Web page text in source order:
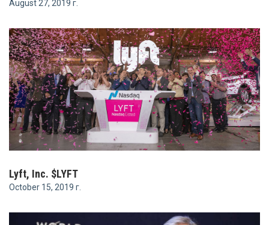
August 27, 2019 г.
Lyft, Inc. $LYFT
October 15, 2019 г.